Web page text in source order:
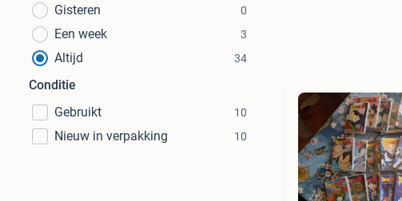
Gisteren 0
Een week 3
Altijd 34
Conditie
Gebruikt
10
Nieuw in verpakking 10